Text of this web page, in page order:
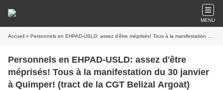
MENU
Accueil » Personnels en EHPAD-USLD: assez d'être méprisés! Tous à la manifestation du 30 janvier à Quimper! (tract de la CGT Belizal Argoat)
Personnels en EHPAD-USLD: assez d'être
méprisés! Tous à la manifestation du 30 janvier
à Quimper! (tract de la CGT Belizal Argoat)